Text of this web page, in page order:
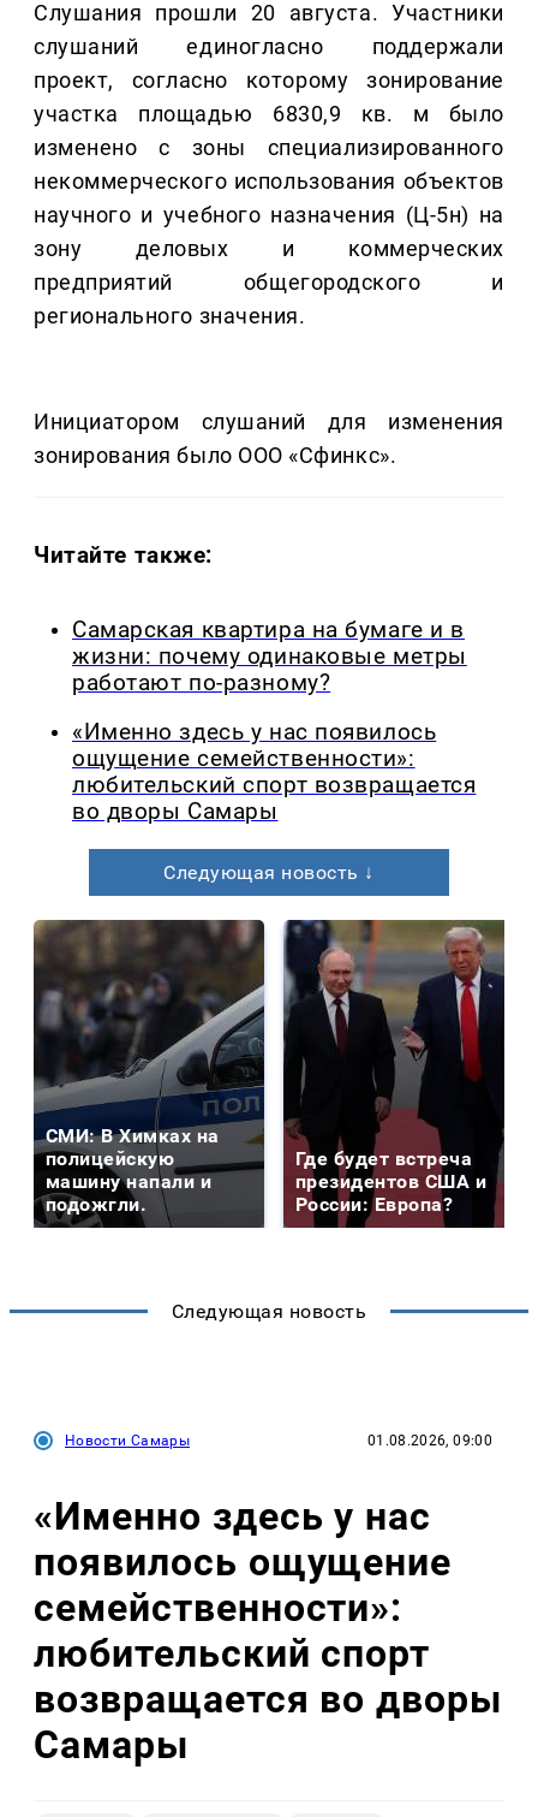
Слушания прошли 20 августа. Участники
слушаний единогласно поддержали
проект, согласно которому зонирование
участка площадью 6830,9 кв. м было
изменено с зоны специализированного
некоммерческого использования объектов
научного и учебного назначения (Ц-5н) на
зону деловых и коммерческих
предприятий общегородского и
регионального значения.
Инициатором слушаний для изменения
зонирования было ООО «Сфинкс».
Читайте также:
Самарская квартира на бумаге и в
жизни: почему одинаковые метры
работают по-разному?
«Именно здесь у нас появилось
ощущение семейственности»:
любительский спорт возвращается
во дворы Самары
Следующая новость ↓
СМИ: В Химках на
полицейскую
машину напали и
подожгли.
Где будет встреча
президентов США и
России: Европа?
Следующая новость
Новости Самары 01.08.2026, 09:00
«Именно здесь у нас
появилось ощущение
семейственности»:
любительский спорт
возвращается во дворы
Самары